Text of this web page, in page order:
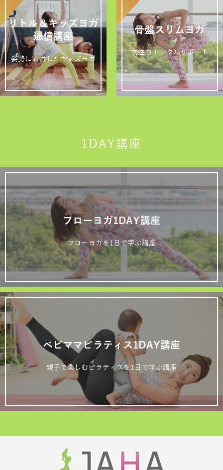
リトル＆キッズヨガ
通信講座
姿勢に着目したキッズヨガ
骨盤スリムヨガ
女性のトータルサポート
1DAY講座
フローヨガ1DAY講座
フローヨガを1日で学ぶ講座
ベビママピラティス1DAY講座
親子で楽しむピラティスを1日で学ぶ講座